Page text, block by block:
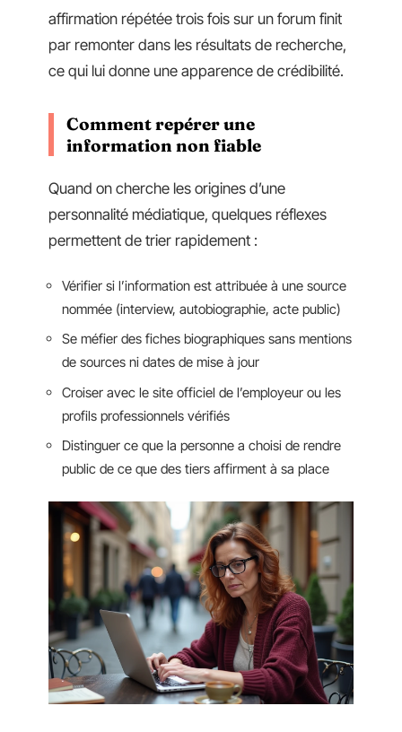
affirmation répétée trois fois sur un forum finit
par remonter dans les résultats de recherche,
ce qui lui donne une apparence de crédibilité.
Comment repérer une
information non fiable
Quand on cherche les origines d’une
personnalité médiatique, quelques réflexes
permettent de trier rapidement :
Vérifier si l’information est attribuée à une source
nommée (interview, autobiographie, acte public)
Se méfier des fiches biographiques sans mentions
de sources ni dates de mise à jour
Croiser avec le site officiel de l’employeur ou les
profils professionnels vérifiés
Distinguer ce que la personne a choisi de rendre
public de ce que des tiers affirment à sa place